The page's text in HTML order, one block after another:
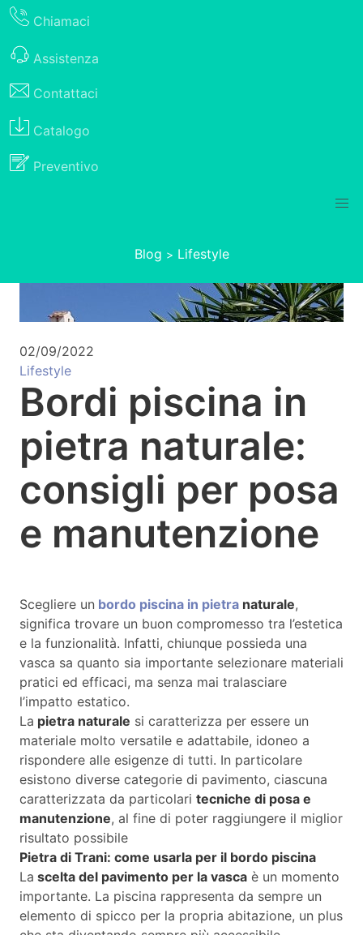
Chiamaci
Assistenza
Contattaci
Catalogo
Preventivo
Blog > Lifestyle
02/09/2022
Lifestyle
Bordi piscina in
pietra naturale:
consigli per posa
e manutenzione
Scegliere un bordo piscina in pietra naturale,
significa trovare un buon compromesso tra l’estetica
e la funzionalità. Infatti, chiunque possieda una
vasca sa quanto sia importante selezionare materiali
pratici ed efficaci, ma senza mai tralasciare
l’impatto estatico.
La pietra naturale si caratterizza per essere un
materiale molto versatile e adattabile, idoneo a
rispondere alle esigenze di tutti. In particolare
esistono diverse categorie di pavimento, ciascuna
caratterizzata da particolari tecniche di posa e
manutenzione, al fine di poter raggiungere il miglior
risultato possibile
Pietra di Trani: come usarla per il bordo piscina
La scelta del pavimento per la vasca è un momento
importante. La piscina rappresenta da sempre un
elemento di spicco per la propria abitazione, un plus